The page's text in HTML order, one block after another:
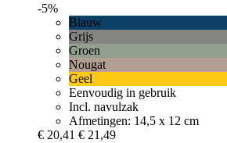
-5%
Blauw
Grijs
Groen
Nougat
Geel
Eenvoudig in gebruik
Incl. navulzak
Afmetingen: 14,5 x 12 cm
€ 20,41 € 21,49